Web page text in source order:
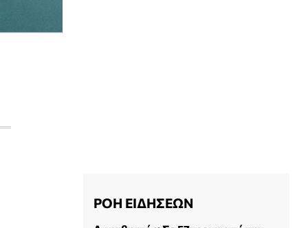
ΡΟΗ ΕΙΔΗΣΕΩΝ